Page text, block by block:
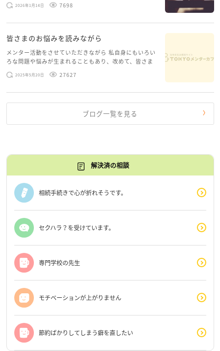
層心理）に触れることで、まったく違う角度から解決の
2026年1月14日 7698
皆さまのお悩みを読みながら
メンター活動をさせていただきながら 私自身にもいろい
ろな問題や悩みが生まれることもあり、改めて、皆さま
のお悩みを読みながら 「みんな、もがいてる。わたし
だけじゃないんだな」と、逆に励まされるような日々で
2025年5月20日 27627
ブログ一覧を見る
解決済の相談
相続手続きで心が折れそうです。
セクハラ？を受けています。
専門学校の先生
モチベーションが上がりません
節約ばかりしてしまう癖を直したい